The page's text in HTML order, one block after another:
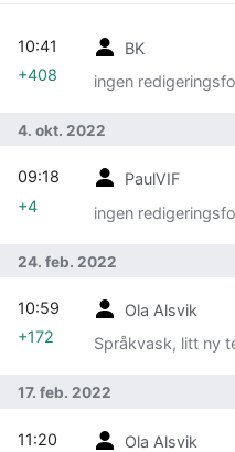
BK
ingen
10:41
+408
4. okt. 2022
PaulVIF
ingen
09:18
+4
24. feb. 2022
Ola Alsvik
Språkvask, litt ny
10:59
+172
17. feb. 2022
Ola Alsvik
11:20